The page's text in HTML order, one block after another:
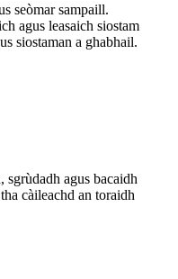
seòmar sampaill.
agus leasaich siostam
siostaman a ghabhail.
agus bacaidh
càileachd an toraidh